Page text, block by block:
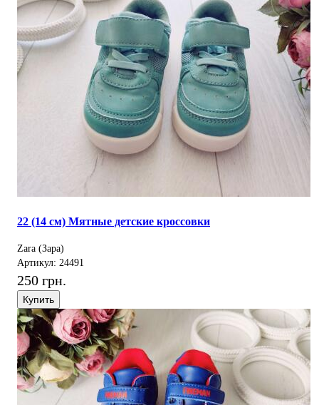
22 (14 см) Мятные детские кроссовки
Zara (Зара)
Артикул: 24491
250 грн.
Купить